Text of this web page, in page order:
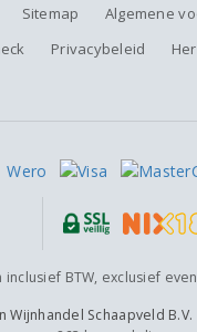
Sitemap
Algemene
Privacybeleid
inclusief BTW, exclusief
Wijnhandel Schaapveld B.V.